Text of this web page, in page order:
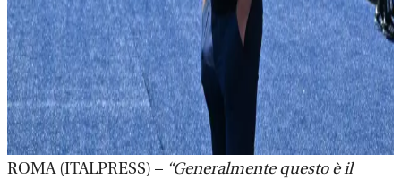
ROMA (ITALPRESS) – “Generalmente questo è il